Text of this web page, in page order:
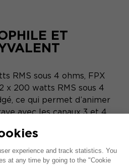
ET
RMS sous 4 ohms, FPX
x 200 watts RMS sous 4
ce qui permet d’animer
avec les canaux 3 et 4
s’adapter aux différents
haut-parleurs.